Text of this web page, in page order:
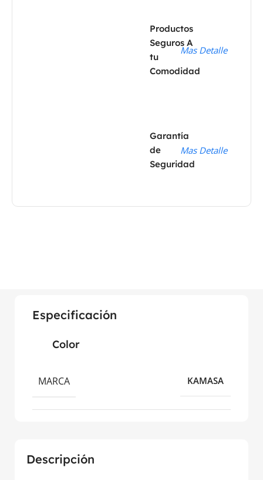
Productos
Seguros A
tu
Comodidad
Mas Detalle
Garantía
de
Seguridad
Mas Detalle
Descripción
Especificación
Color
MARCA KAMASA